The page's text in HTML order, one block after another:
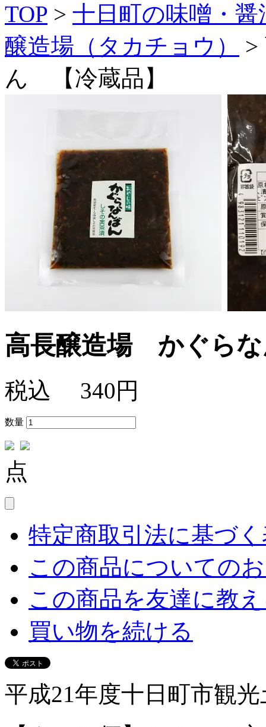
TOP > 十日町の味噌・
醸造場（タカチョウ）
>
ん 【冷蔵品】
高長醸造場 かぐら
税込 340円
数量
点
特定商取引法に基づ
この商品についての
この商品を友達に教
買い物を続ける
平成21年度十日町市観